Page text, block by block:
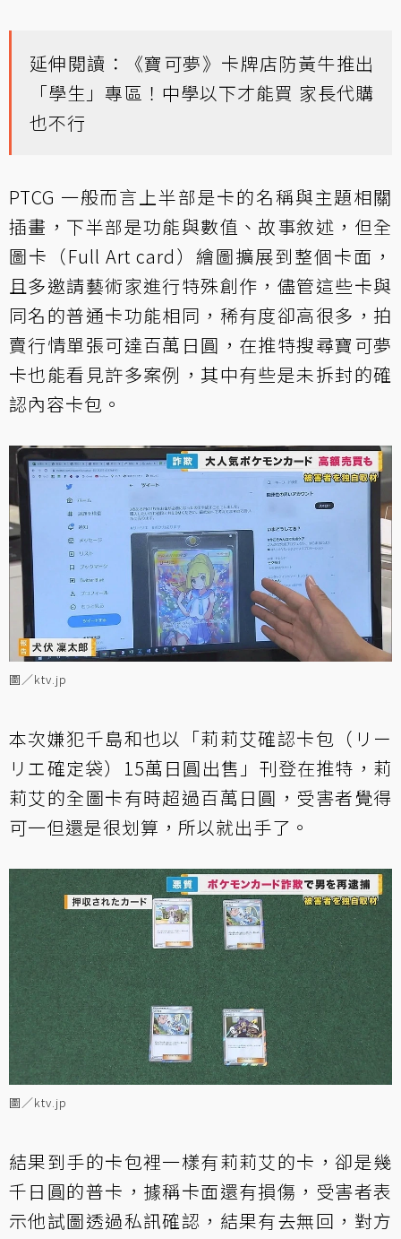
延伸閱讀：
《寶可夢》卡牌店防黃牛推出
「學生」專區！中學以下才能買 家長代購
也不行
PTCG 一般而言上半部是卡的名稱與主題相關
插畫，下半部是功能與數值、故事敘述，但全
圖卡（Full Art card）繪圖擴展到整個卡面，
且多邀請藝術家進行特殊創作，儘管這些卡與
同名的普通卡功能相同，稀有度卻高很多，拍
賣行情單張可達百萬日圓，在推特搜尋寶可夢
卡也能看見許多案例，其中有些是未拆封的確
認內容卡包。
圖／ktv.jp
本次嫌犯千島和也以「莉莉艾確認卡包（リー
リエ確定袋）15萬日圓出售」刊登在推特，莉
莉艾的全圖卡有時超過百萬日圓，受害者覺得
可一但還是很划算，所以就出手了。
圖／ktv.jp
結果到手的卡包裡一樣有莉莉艾的卡，卻是幾
千日圓的普卡，據稱卡面還有損傷，受害者表
示他試圖透過私訊確認，結果有去無回，對方